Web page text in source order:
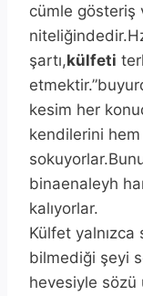
cümle gösteriş
şartı,külfeti
kesim her
kendilerini
binaenaleyh
kalıyorlar.
Külfet yalnızca
bilmediği şeyi
hevesiyle sözü